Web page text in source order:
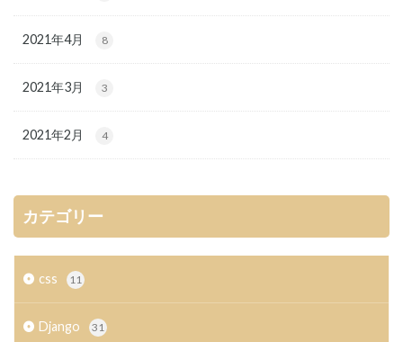
2021年4月 8
2021年3月 3
2021年2月 4
カテゴリー
css 11
Django 31